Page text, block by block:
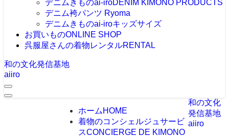
デニムきものai-iroDENIM KIMONO PRODUCTS
デニム袴パンツ Ryoma
デニムきものai-iroキッズサイズ
お買いものONLINE SHOP
呉服屋さんの着物レンタルRENTAL
和の文化発信基地
aiiro
ホーム HOME
着物のコンシェルジュサービ
スCONCIERGE DE KIMONO
和の文化
発信基地
aiiro